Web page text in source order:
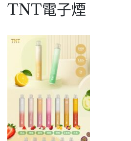
TNT電子煙